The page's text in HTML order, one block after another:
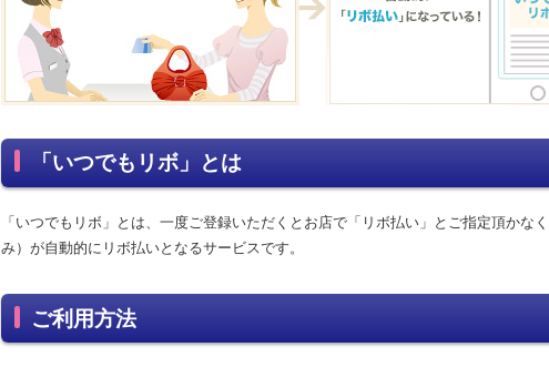
「いつでもリボ」とは
「いつでもリボ」とは、一度ご登録いただくとお店で「リボ払い」とご指定頂かな
み）が自動的にリボ払いとなるサービスです。
ご利用方法